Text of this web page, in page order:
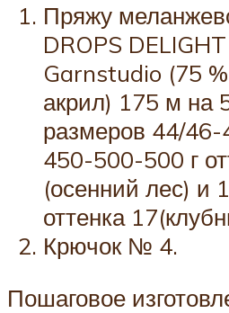
Пряжу
DROPS
Garnstudio (75
акрил) 175 м на
размеров 44/
450-500-500 г
(осенний лес) и
оттенка
Крючок № 4.
Пошаговое